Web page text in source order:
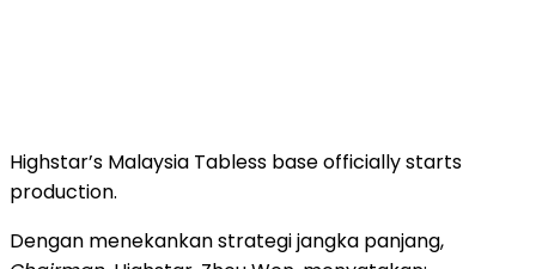
Highstar’s Malaysia Tabless base officially starts
production.
Dengan menekankan strategi jangka panjang,